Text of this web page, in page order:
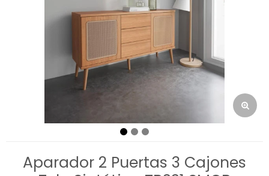
Aparador 2 Puertas 3 Cajones